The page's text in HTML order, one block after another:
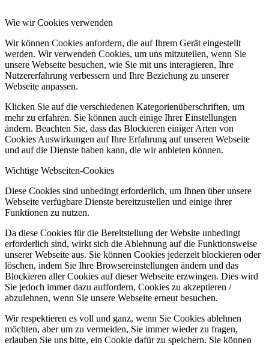
Wie wir Cookies verwenden
Wir können Cookies anfordern, die auf Ihrem Gerät eingestellt
werden. Wir verwenden Cookies, um uns mitzuteilen, wenn Sie
unsere Webseite besuchen, wie Sie mit uns interagieren, Ihre
Nutzererfahrung verbessern und Ihre Beziehung zu unserer
Webseite anpassen.
Klicken Sie auf die verschiedenen Kategorienüberschriften, um
mehr zu erfahren. Sie können auch einige Ihrer Einstellungen
ändern. Beachten Sie, dass das Blockieren einiger Arten von
Cookies Auswirkungen auf Ihre Erfahrung auf unseren Webseite
und auf die Dienste haben kann, die wir anbieten können.
Wichtige Webseiten-Cookies
Diese Cookies sind unbedingt erforderlich, um Ihnen über unsere
Webseite verfügbare Dienste bereitzustellen und einige ihrer
Funktionen zu nutzen.
Da diese Cookies für die Bereitstellung der Website unbedingt
erforderlich sind, wirkt sich die Ablehnung auf die Funktionsweise
unserer Webseite aus. Sie können Cookies jederzeit blockieren oder
löschen, indem Sie Ihre Browsereinstellungen ändern und das
Blockieren aller Cookies auf dieser Webseite erzwingen. Dies wird
Sie jedoch immer dazu auffordern, Cookies zu akzeptieren /
abzulehnen, wenn Sie unsere Webseite erneut besuchen.
Wir respektieren es voll und ganz, wenn Sie Cookies ablehnen
möchten, aber um zu vermeiden, Sie immer wieder zu fragen,
erlauben Sie uns bitte, ein Cookie dafür zu speichern. Sie können